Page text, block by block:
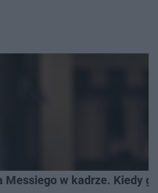
Messiego w kadrze. Kiedy